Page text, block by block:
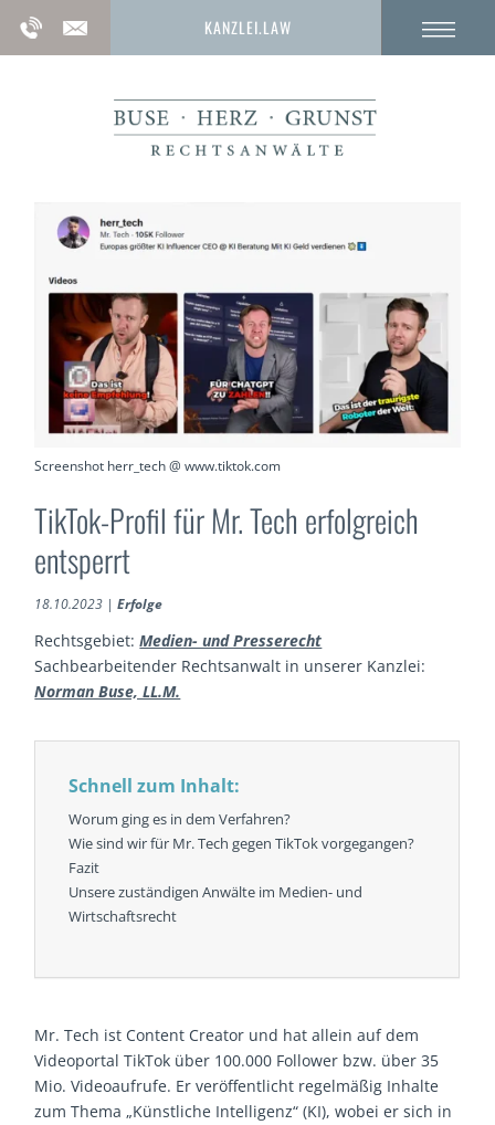
KANZLEI.LAW
Screenshot herr_tech @ www.tiktok.com
TikTok-Profil für Mr. Tech erfolgreich
entsperrt
18.10.2023 |Erfolge
Rechtsgebiet:Medien- und Presserecht
Sachbearbeitender Rechtsanwalt in unserer Kanzlei:
Norman Buse, LL.M.
Schnell zum Inhalt:
Worum ging es in dem Verfahren?
Wie sind wir für Mr. Tech gegen TikTok vorgegangen?
Fazit
Unsere zuständigen Anwälte im Medien- und
Wirtschaftsrecht
Mr. Tech ist Content Creator und hat allein auf dem
Videoportal TikTok über 100.000 Follower bzw. über 35
Mio. Videoaufrufe. Er veröffentlicht regelmäßig Inhalte
zum Thema „Künstliche Intelligenz“ (KI), wobei er sich in